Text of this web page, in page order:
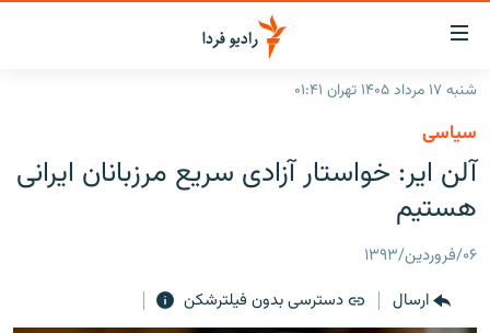
لینک‌های
قابلیت
دسترسی
بازگشت
به
منوی
اصلی
رفتن
صفحه
جستجو
ایران
جهان
برنامه‌های رادیویی
پادکست
چندرسانه‌ای
شنبه ۱۷ مرداد ۱۴۰۵ تهران ۰۱:۴۱
سیاسی
آلن ایر: خواستار آزادی سریع مرزبانان ایرانی
هستیم
۰۶/فروردین/۱۳۹۳
ارسال
دسترسی بدون فیلترشکن